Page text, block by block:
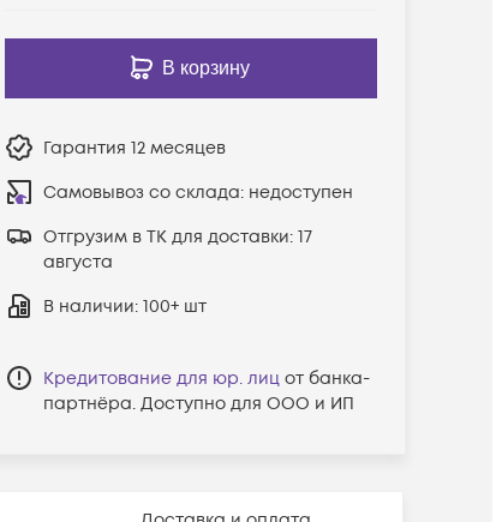
В корзину
Гарантия 12 месяцев
Самовывоз со склада: недоступен
Отгрузим в ТК для доставки: 17
августа
В наличии: 100+ шт
Кредитование для юр. лиц от банка-
партнёра. Доступно для ООО и ИП